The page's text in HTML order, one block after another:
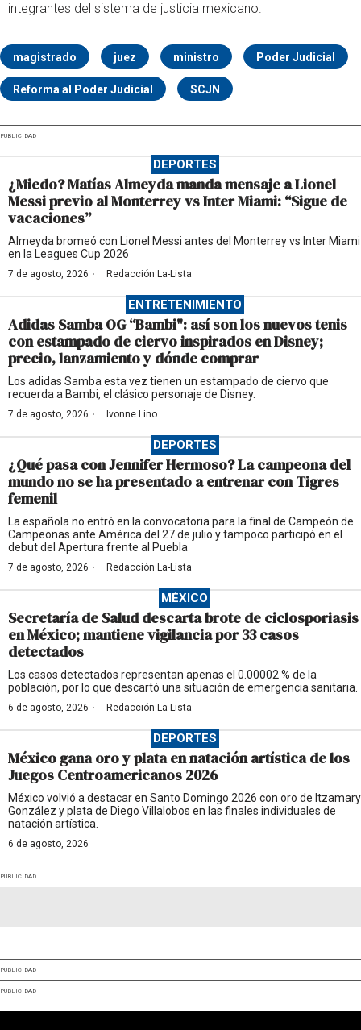
integrantes del sistema de justicia mexicano.
magistrado juez ministro Poder Judicial
Reforma al Poder Judicial SCJN
PUBLICIDAD
DEPORTES
¿Miedo? Matías Almeyda manda mensaje a Lionel
Messi previo al Monterrey vs Inter Miami: “Sigue de
vacaciones”
Almeyda bromeó con Lionel Messi antes del Monterrey vs Inter Miami
en la Leagues Cup 2026
7 de agosto, 2026 · Redacción La-Lista
ENTRETENIMIENTO
Adidas Samba OG “Bambi": así son los nuevos tenis
con estampado de ciervo inspirados en Disney;
precio, lanzamiento y dónde comprar
Los adidas Samba esta vez tienen un estampado de ciervo que
recuerda a Bambi, el clásico personaje de Disney.
7 de agosto, 2026 · Ivonne Lino
DEPORTES
¿Qué pasa con Jennifer Hermoso? La campeona del
mundo no se ha presentado a entrenar con Tigres
femenil
La española no entró en la convocatoria para la final de Campeón de
Campeonas ante América del 27 de julio y tampoco participó en el
debut del Apertura frente al Puebla
7 de agosto, 2026 · Redacción La-Lista
MÉXICO
Secretaría de Salud descarta brote de ciclosporiasis
en México; mantiene vigilancia por 33 casos
detectados
Los casos detectados representan apenas el 0.00002 % de la
población, por lo que descartó una situación de emergencia sanitaria.
6 de agosto, 2026 · Redacción La-Lista
DEPORTES
México gana oro y plata en natación artística de los
Juegos Centroamericanos 2026
México volvió a destacar en Santo Domingo 2026 con oro de Itzamary
González y plata de Diego Villalobos en las finales individuales de
natación artística.
6 de agosto, 2026
PUBLICIDAD
PUBLICIDAD
PUBLICIDAD